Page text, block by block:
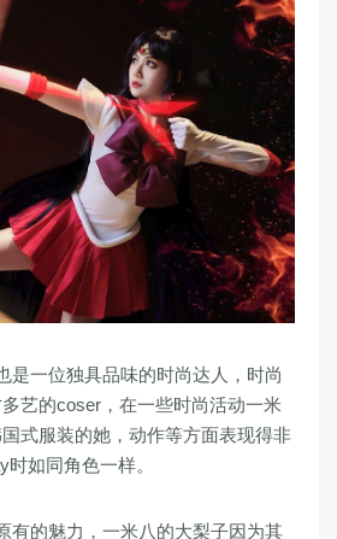
是一位独具品味的时尚达人，时尚
艺的coser，在一些时尚活动一米
式服装的她，动作等方面表现得非
如同角色一样。
有的魅力，一米八的大梨子因为其